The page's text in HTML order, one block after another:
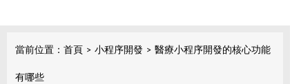
當前位置： 首頁 > 小程序開發 > 醫療小程序開發的核心功能
有哪些